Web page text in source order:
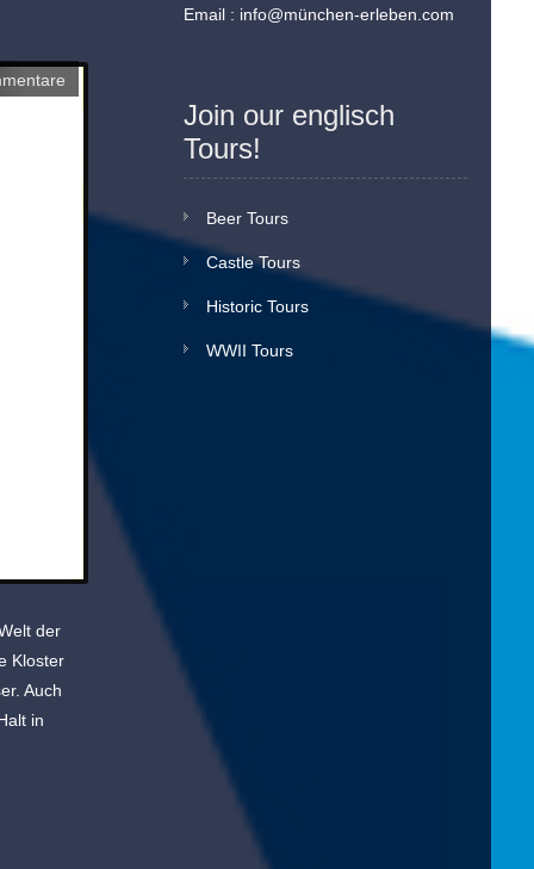
der
Kloster
Auch
in
Email : info@münchen-erleben.com
Join our englisch
Tours!
Beer Tours
Castle Tours
Historic Tours
WWII Tours